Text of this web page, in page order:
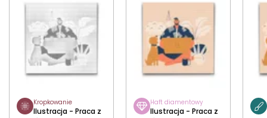
Kropkowanie
Ilustracja - Praca z
Haft diamentowy
Ilustracja - Praca z